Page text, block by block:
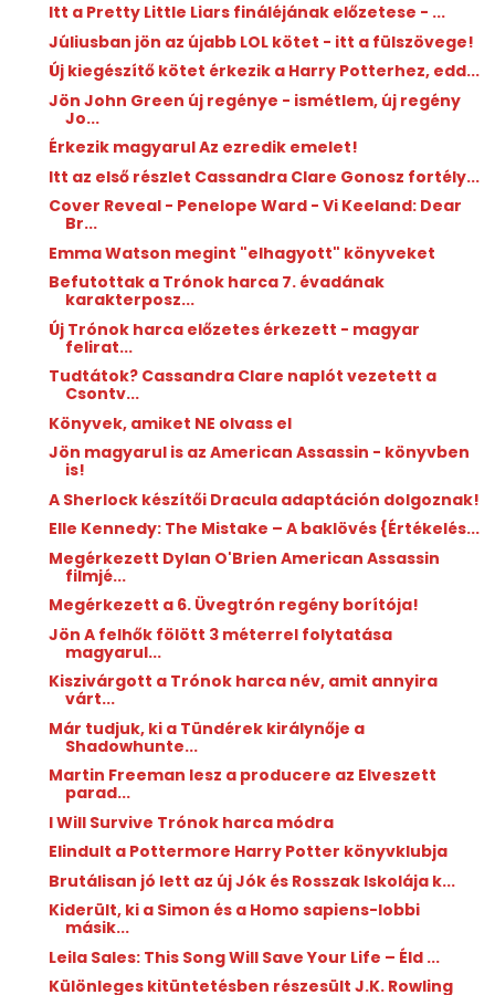
Itt a Pretty Little Liars fináléjának előzetese - ...
Júliusban jön az újabb LOL kötet - itt a fülszövege!
Új kiegészítő kötet érkezik a Harry Potterhez, edd...
Jön John Green új regénye - ismétlem, új regény
Jo...
Érkezik magyarul Az ​ezredik emelet!
Itt az első részlet Cassandra Clare Gonosz fortély...
Cover Reveal - Penelope Ward - Vi Keeland: Dear
Br...
Emma Watson megint "elhagyott" könyveket
Befutottak a Trónok harca 7. évadának
karakterposz...
Új Trónok harca előzetes érkezett - magyar
felirat...
Tudtátok? Cassandra Clare naplót vezetett a
Csontv...
Könyvek, amiket NE olvass el
Jön magyarul is az American Assassin - könyvben
is!
A Sherlock készítői Dracula adaptáción dolgoznak!
Elle Kennedy: The ​Mistake – A baklövés {Értékelés...
Megérkezett Dylan O'Brien American Assassin
filmjé...
Megérkezett a 6. Üvegtrón regény borítója!
Jön A felhők fölött 3 méterrel folytatása
magyarul...
Kiszivárgott a Trónok harca név, amit annyira
várt...
Már tudjuk, ki a Tündérek királynője a
Shadowhunte...
Martin Freeman lesz a producere az Elveszett
parad...
I Will Survive Trónok harca módra
Elindult a Pottermore Harry Potter könyvklubja
Brutálisan jó lett az új Jók és Rosszak Iskolája k...
Kiderült, ki a Simon és a Homo sapiens-lobbi
másik...
Leila Sales: This ​Song Will Save Your Life – Éld ...
Különleges kitüntetésben részesült J.K. Rowling